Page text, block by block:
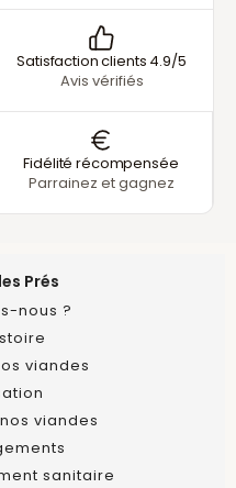
Satisfaction clients 4.9/5
Avis vérifiés
Fidélité récompensée
Parrainez et gagnez
Prés
nous ?
viandes
viandes
sanitaire